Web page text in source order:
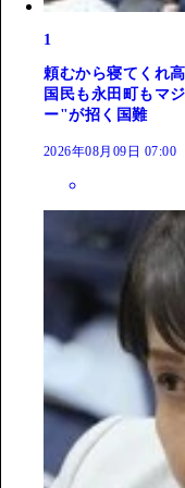
1
頼むから寝てくれ
国民も永田町もマ
ー"が招く国難
2026年08月09日 07:00